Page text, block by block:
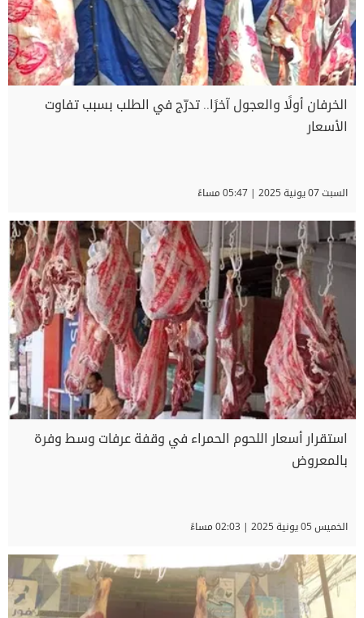
الخرفان أولًا والعجول آخرًا.. تدرّج في الطلب بسبب تفاوت
الأسعار
السبت 07 يونية 2025 | 05:47 مساءً
استقرار أسعار اللحوم الحمراء في وقفة عرفات وسط وفرة
بالمعروض
الخميس 05 يونية 2025 | 02:03 مساءً